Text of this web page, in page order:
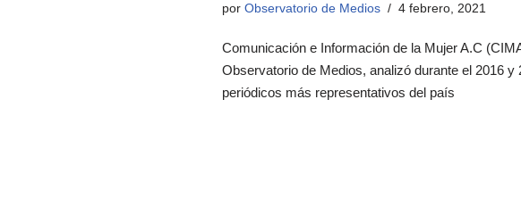
porObservatorio de Medios 4 febrero, 2021
Comunicación e Información de la Mujer A.C
Observatorio de Medios, analizó durante el 2016 y
periódicos más representativos del país